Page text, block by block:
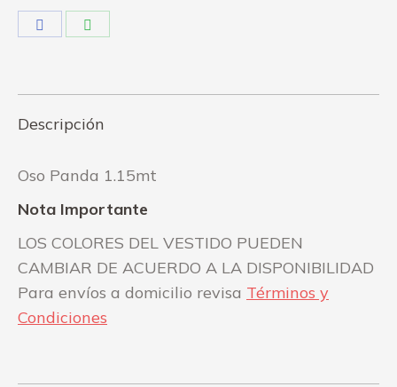
Descripción
Oso Panda 1.15mt
Nota Importante
LOS COLORES DEL VESTIDO PUEDEN
CAMBIAR DE ACUERDO A LA DISPONIBILIDAD
Para envíos a domicilio revisa Términos y
Condiciones